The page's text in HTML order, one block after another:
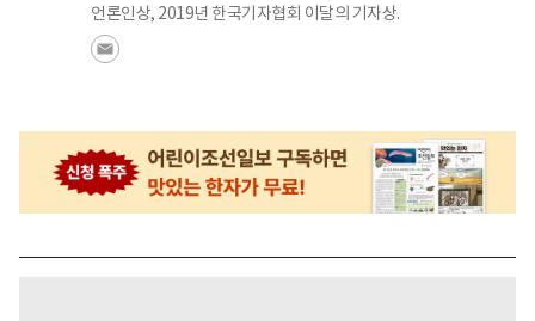
언론인상, 2019년 한국기자협회 이달의 기자상.